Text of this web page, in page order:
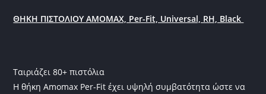
ΘΗΚΗ ΠΙΣΤΟΛΙΟΥ AMOMAX, Per-Fit, Universal, RH, Black
Ταιριάζει 80+ πιστόλια
Η θήκη Amomax Per-Fit έχει υψηλή συμβατότητα ώστε να